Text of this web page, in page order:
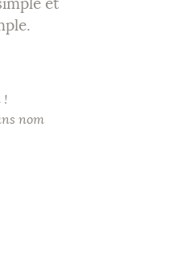
et
!
nom